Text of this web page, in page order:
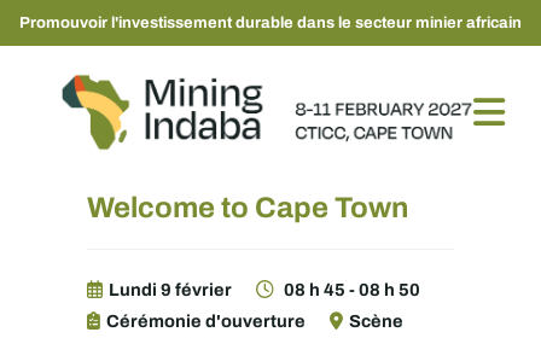
Promouvoir l'investissement durable dans le secteur minier africain
Welcome to Cape Town
Lundi 9 février
08 h 45 - 08 h 50
Cérémonie d'ouverture
Scène